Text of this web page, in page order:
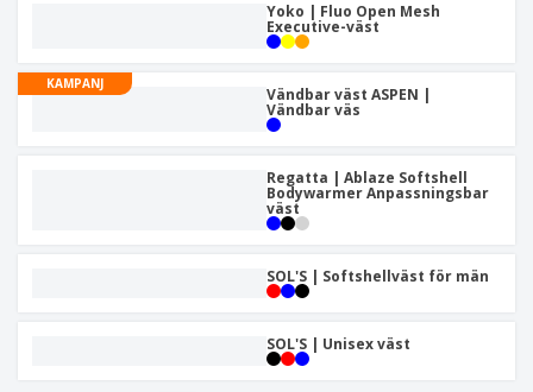
Yoko | Fluo Open Mesh
Executive-väst
KAMPANJ
Vändbar väst ASPEN |
Vändbar väs
Regatta | Ablaze Softshell
Bodywarmer Anpassningsbar
väst
SOL'S | Softshellväst för män
SOL'S | Unisex väst